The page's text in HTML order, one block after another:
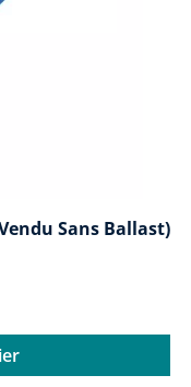
Sans Ballast)